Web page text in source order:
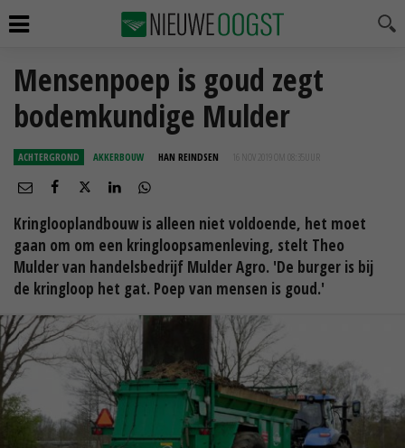
Mensenpoep is goud zegt
bodemkundige Mulder
ACHTERGROND AKKERBOUW HAN REINDSEN 16 NOV 2019 OM 08:35
Kringlooplandbouw is alleen niet voldoende, het moet
gaan om om een kringloopsamenleving, stelt Theo
Mulder van handelsbedrijf Mulder Agro. 'De burger is bij
de kringloop het gat. Poep van mensen is goud.'